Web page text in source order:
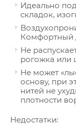
Идеально
складок,
Комфортный
Не
рогожка или
Не может
основу, при
нитей не
плотности
Недостатки: